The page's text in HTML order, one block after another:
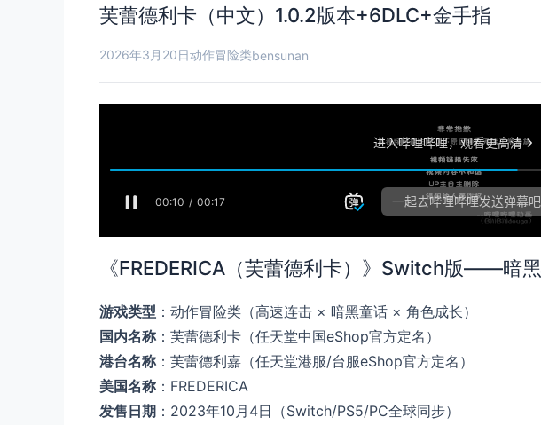
芙蕾德利卡（中文）1.0.2版本+6DLC+金手指
2026年3月20日动作冒险类bensunan
《FREDERICA（芙蕾德利卡）》Switch版——暗
游戏类型 ：动作冒险类（高速连击 × 暗黑童话 × 角色成长）
国内名称 ：芙蕾德利卡（任天堂中国eShop官方定名）
港台名称 ：芙蕾德利嘉（任天堂港服/台服eShop官方定名）
美国名称 ：FREDERICA
发售日期 ：2023年10月4日（Switch/PS5/PC全球同步）